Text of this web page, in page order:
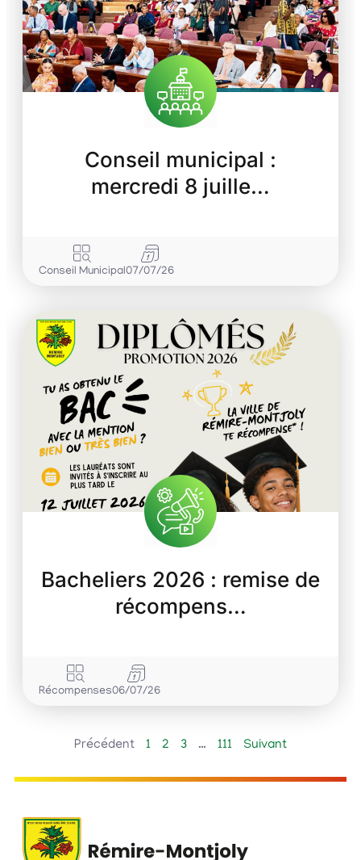
Conseil municipal :
mercredi 8 juille…
Conseil Municipal07/07/26
Bacheliers 2026 : remise de
récompens…
Récompenses06/07/26
Précédent 1 2 3 … 111 Suivant